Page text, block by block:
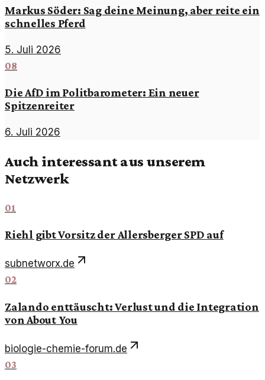
Markus Söder: Sag deine Meinung, aber reite ein
schnelles Pferd
5. Juli 2026
08
Die AfD im Politbarometer: Ein neuer
Spitzenreiter
6. Juli 2026
Auch interessant aus unserem
Netzwerk
01
Riehl gibt Vorsitz der Allersberger SPD auf
subnetworx.de
02
Zalando enttäuscht: Verlust und die Integration
von About You
biologie-chemie-forum.de
03